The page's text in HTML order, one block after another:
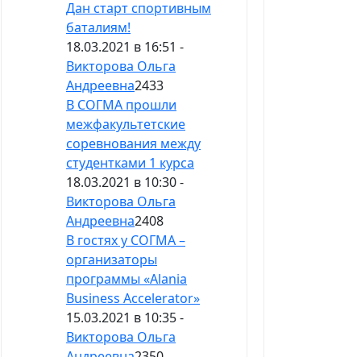
Дан старт спортивным
баталиям!
18.03.2021 в 16:51 -
Викторова Ольга
Андреевна2433
В СОГМА прошли
межфакультетские
соревнования между
студентками 1 курса
18.03.2021 в 10:30 -
Викторова Ольга
Андреевна2408
В гостях у СОГМА –
организаторы
программы «Alania
Business Accelerator»
15.03.2021 в 10:35 -
Викторова Ольга